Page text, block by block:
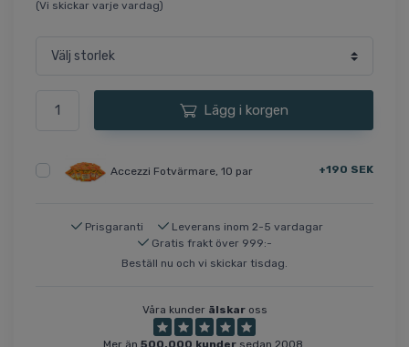
(Vi skickar varje vardag)
Lägg i korgen
Accezzi Fotvärmare, 10 par +190 SEK
Prisgaranti
Leverans inom 2-5 vardagar
Gratis frakt över 999:-
Beställ nu och vi skickar tisdag.
Våra kunder älskaross
Mer än 500.000 kunder sedan 2008.